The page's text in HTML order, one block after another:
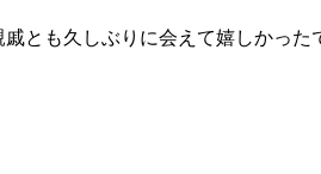
とも久しぶりに会えて嬉しかった